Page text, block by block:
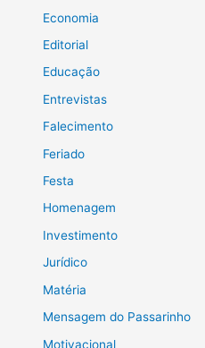
Economia
Editorial
Educação
Entrevistas
Falecimento
Feriado
Festa
Homenagem
Investimento
Jurídico
Matéria
Mensagem do Passarinho
Motivacional